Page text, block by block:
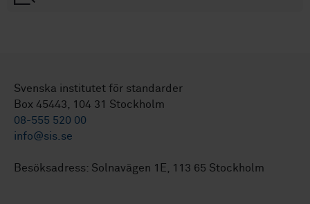
Svenska institutet för standarder
Box 45443, 104 31 Stockholm
08-555 520 00
info@sis.se
Besöksadress: Solnavägen 1E, 113 65 Stockholm